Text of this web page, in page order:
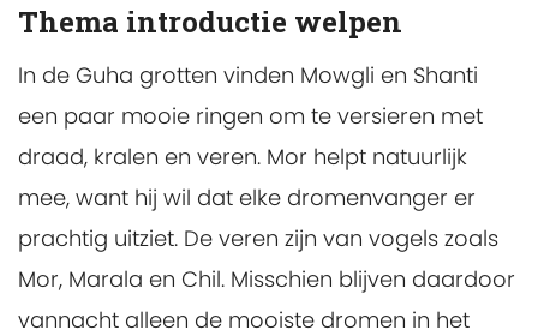
Thema introductie welpen
In de Guha grotten vinden Mowgli en Shanti
een paar mooie ringen om te versieren met
draad, kralen en veren. Mor helpt natuurlijk
mee, want hij wil dat elke dromenvanger er
prachtig uitziet. De veren zijn van vogels zoals
Mor, Marala en Chil. Misschien blijven daardoor
vannacht alleen de mooiste dromen in het